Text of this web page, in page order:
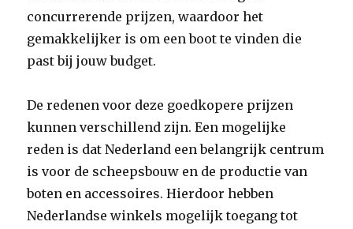
concurrerende prijzen, waardoor het
gemakkelijker is om een ​​boot te vinden die
past bij jouw budget.
De redenen voor deze goedkopere prijzen
kunnen verschillend zijn. Een mogelijke
reden is dat Nederland een belangrijk centrum
is voor de scheepsbouw en de productie van
boten en accessoires. Hierdoor hebben
Nederlandse winkels mogelijk toegang tot